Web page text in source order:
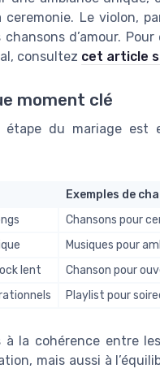
Le violon,
d’amour.
consultez cet article
moment clé
du mariage est
Exemples de
Chansons pour
Musiques pour
lent
Chanson pour
Playlist pour
la cohérence entre
mais aussi à